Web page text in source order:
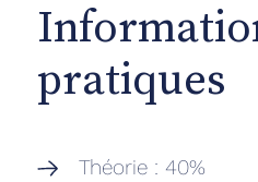
pratiques
‍Théorie : 40%